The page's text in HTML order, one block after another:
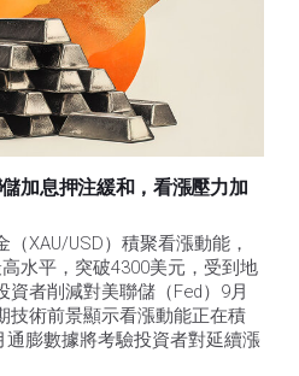
加息押注緩和，看漲壓力加
XAU/USD）積聚看漲動能，
水平，突破4300美元，受到地
者削減對美聯儲（Fed）9月
技術前景顯示看漲動能正在積
膨數據將考驗投資者對延續漲